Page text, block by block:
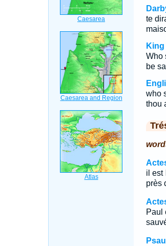
te
Who
be
who
thou
il est
près
Paul